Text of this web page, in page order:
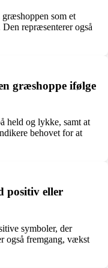
som et
repræsenterer også
græshoppe ifølge
held og lykke, samt at
behovet for at
positiv eller
symboler, der
også fremgang, vækst